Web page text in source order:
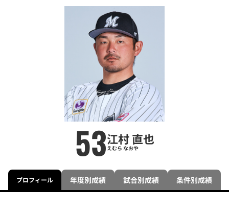
53江村 直也
えむら なおや
プロフィール 年度別成績 試合別成績 条件別成績